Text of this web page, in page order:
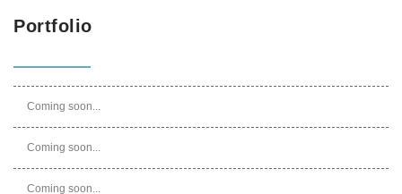
Portfolio
Coming soon...
Coming soon...
Coming soon...